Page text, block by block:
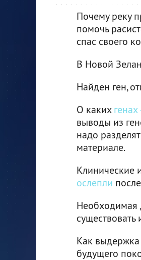
Почему реку
помочь
спас своего
В Новой
Найден ген,
О каких
выводы из
надо
материале.
Клинические
ослепли
Необходимая
Как
будущего